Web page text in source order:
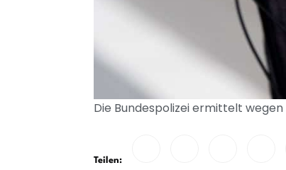
Die Bundespolizei ermittelt
Teilen: